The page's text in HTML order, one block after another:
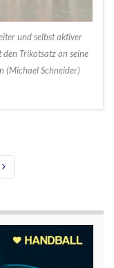
und selbst aktiver
Trikotsatz an seine
(Michael Schneider)